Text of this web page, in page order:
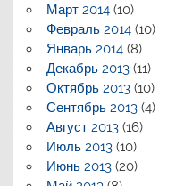
Март 2014(10)
Февраль 2014(10)
Январь 2014(8)
Декабрь 2013(11)
Октябрь 2013(10)
Сентябрь 2013(4)
Август 2013(16)
Июль 2013(10)
Июнь 2013(20)